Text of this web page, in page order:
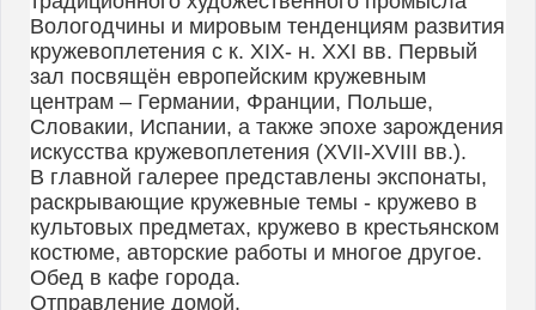
Вологодчины и мировым тенденциям развития
кружевоплетения с к. XIX- н. XXI вв. Первый
зал посвящён европейским кружевным
центрам – Германии, Франции, Польше,
Словакии, Испании, а также эпохе зарождения
искусства кружевоплетения (XVII-XVIII вв.).
В главной галерее представлены экспонаты,
раскрывающие кружевные темы - кружево в
культовых предметах, кружево в крестьянском
костюме, авторские работы и многое другое.
Обед в кафе города.
Отправление домой.